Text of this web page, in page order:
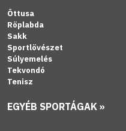
Öttusa
Röplabda
Sakk
Sportlövészet
Súlyemelés
Tekvondó
Tenisz
EGYÉB SPORTÁGAK »